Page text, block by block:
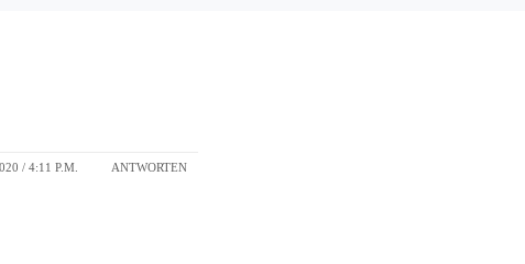
/ 4:11 P.M. ANTWORTEN